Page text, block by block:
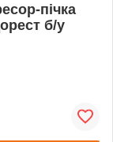
пічка
б/у